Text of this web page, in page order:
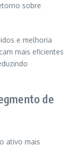
sobre
e melhoria
mais eficientes
de
ativo mais